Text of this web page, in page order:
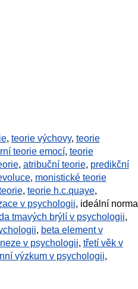
, teorie výchovy, teorie
teorie emocí, teorie
, atribuční teorie, predikční
, monistické teorie
, teorie h.c.quaye,
v psychologii, ideální norma
tmavých brýlí v psychologii,
, beta element v
v psychologii, třetí věk v
výzkum v psychologii,